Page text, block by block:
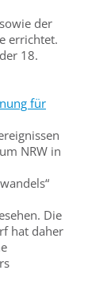
der
errichtet.
18.
für
NRW in
Die
hat daher